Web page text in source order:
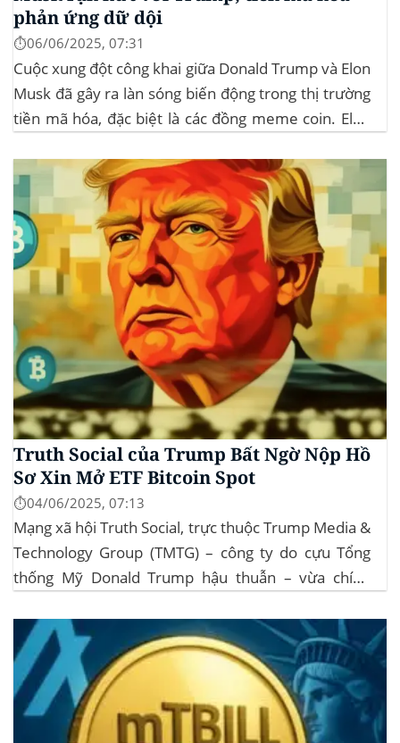
phản ứng dữ dội
⏱️06/06/2025, 07:31
Cuộc xung đột công khai giữa Donald Trump và Elon
Musk đã gây ra làn sóng biến động trong thị trường
tiền mã hóa, đặc biệt là các đồng meme coin. Elon
Government Efficiency) và chỉ trích dự luật “Big
Beautiful Bill” của Trump,...
Truth Social của Trump Bất Ngờ Nộp Hồ
Sơ Xin Mở ETF Bitcoin Spot
⏱️04/06/2025, 07:13
Mạng xã hội Truth Social, trực thuộc Trump Media &
Technology Group (TMTG) – công ty do cựu Tổng
thống Mỹ Donald Trump hậu thuẫn – vừa chính
dịch Mỹ (SEC) để xin phê duyệt quỹ ETF Bitcoin...